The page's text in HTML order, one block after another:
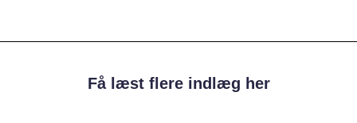
Få læst flere indlæg her